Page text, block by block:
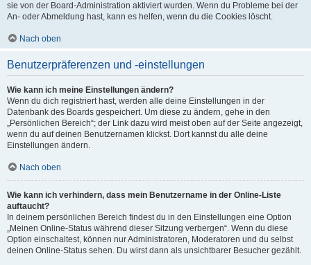
sie von der Board-Administration aktiviert wurden. Wenn du Probleme bei der
An- oder Abmeldung hast, kann es helfen, wenn du die Cookies löscht.
Nach oben
Benutzerpräferenzen und -einstellungen
Wie kann ich meine Einstellungen ändern?
Wenn du dich registriert hast, werden alle deine Einstellungen in der
Datenbank des Boards gespeichert. Um diese zu ändern, gehe in den
„Persönlichen Bereich“; der Link dazu wird meist oben auf der Seite angezeigt,
wenn du auf deinen Benutzernamen klickst. Dort kannst du alle deine
Einstellungen ändern.
Nach oben
Wie kann ich verhindern, dass mein Benutzername in der Online-Liste
auftaucht?
In deinem persönlichen Bereich findest du in den Einstellungen eine Option
„Meinen Online-Status während dieser Sitzung verbergen“. Wenn du diese
Option einschaltest, können nur Administratoren, Moderatoren und du selbst
deinen Online-Status sehen. Du wirst dann als unsichtbarer Besucher gezählt.